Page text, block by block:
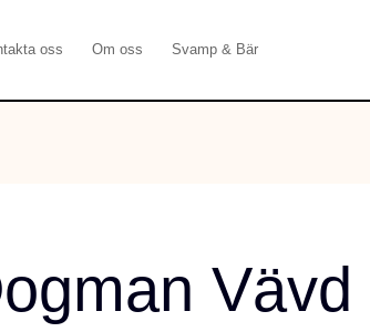
oss Om oss Svamp & Bär
Vävd